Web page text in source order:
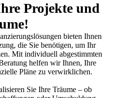
Projekte und
bieten Ihnen
die Sie benötigen, um Ihr
Mit individuell abgestimmten
helfen wir Ihnen, Ihre
Pläne zu verwirklichen.
Sie Ihre Träume – ob